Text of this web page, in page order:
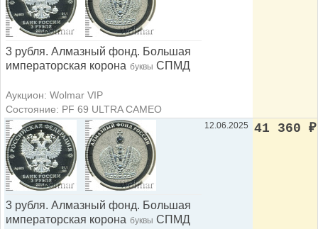
3 рубля. Алмазный фонд. Большая
императорская корона буквы СПМД
Аукцион: Wolmar VIP
Состояние: PF 69 ULTRA CAMEO
3 рубля. Алмазный фонд. Большая
императорская корона буквы СПМД
12.06.2025 41 360 ₽